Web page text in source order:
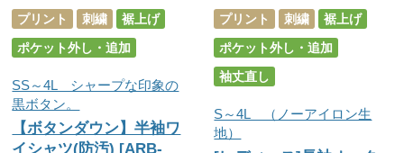
プリント 刺繍
裾上げ
ポケット外し・追加
SS～4L シャープな印象の
黒ボタン。
【ボタンダウン】半袖ワ
イシャツ(防汚) [ARB-
プリント 刺繍
裾上げ
ポケット外し・追加
袖丈直し
S～4L （ノーアイロン生
地）